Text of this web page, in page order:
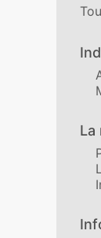
La